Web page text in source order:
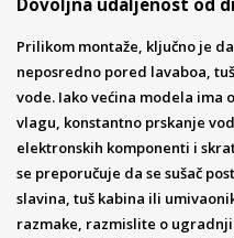
Dovoljna udaljenost od
Prilikom montaže, ključno je
neposredno pored lavaboa,
vode. Iako većina modela ima
vlagu, konstantno prskanje
elektronskih komponenti i
se preporučuje da se sušač
slavina, tuš kabina ili
razmake, razmislite o